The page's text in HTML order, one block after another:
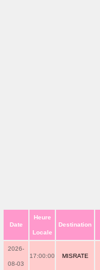
Date
Heure
Locale
Destination
2026-
08-03
17:00:00 MISRATE